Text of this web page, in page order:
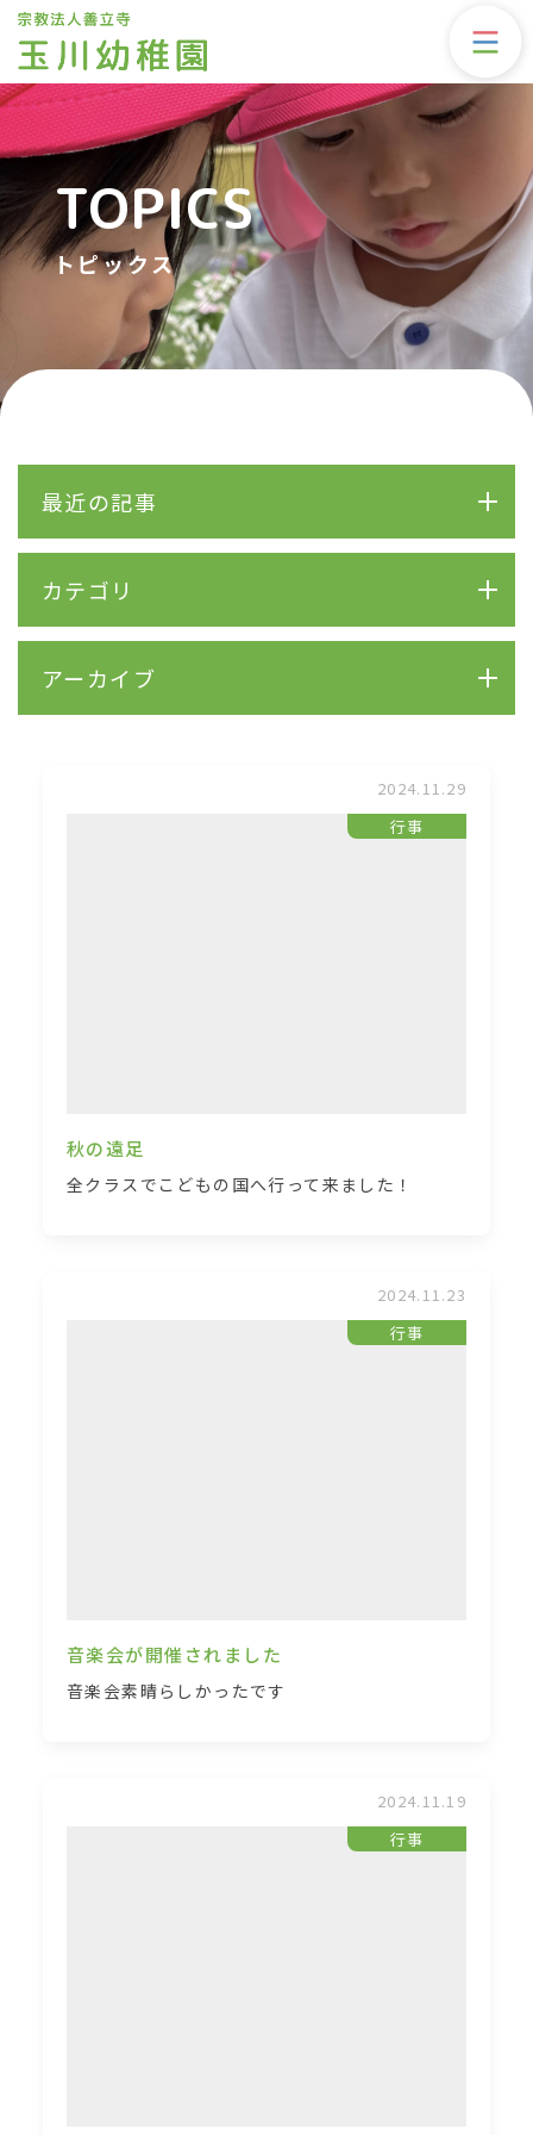
TOPICS
トピックス
最近の記事
カテゴリ
アーカイブ
2024.11.29
行事
秋の遠足
全クラスでこどもの国へ行って来ました！
2024.11.23
行事
音楽会が開催されました
音楽会素晴らしかったです
2024.11.19
行事